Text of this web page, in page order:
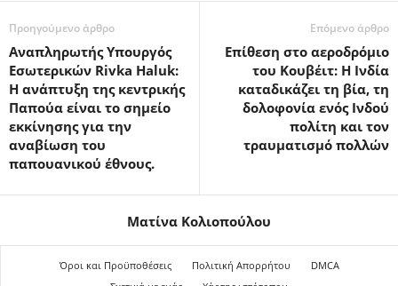
Προηγούμενο άρθρο
Αναπληρωτής Υπουργός
Εσωτερικών Rivka Haluk:
Η ανάπτυξη της κεντρικής
Παπούα είναι το σημείο
εκκίνησης για την
αναβίωση του
παπουανικού έθνους.
Επόμενο άρθρο
Επίθεση στο αεροδρόμιο
του Κουβέιτ: Η Ινδία
καταδικάζει τη βία, τη
δολοφονία ενός Ινδού
πολίτη και τον
τραυματισμό πολλών
Ματίνα Κολιοπούλου
Όροι και Προϋποθέσεις Πολιτική Απορρήτου
DMCA